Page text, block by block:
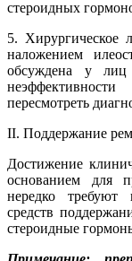
стероидных
5. Хирургическое
наложением
обсуждена у
пересмотреть
II. Поддержание
Достижение
основанием для
нередко требуют
средств
стероидные